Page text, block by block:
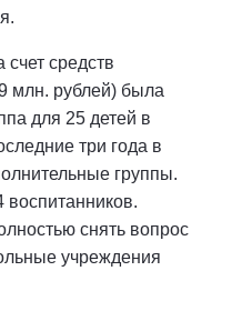
счет средств
млн. рублей) была
для 25 детей в
три года в
группы.
снять вопрос
учреждения